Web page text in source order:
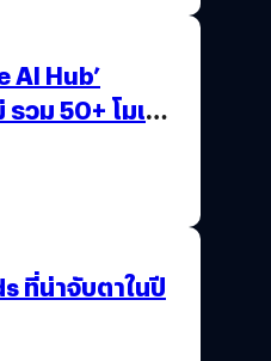
AI Hub’
วม 50+ โมเดล
ที่น่าจับตาในปี